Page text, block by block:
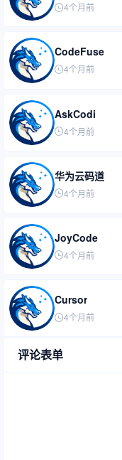
4个月前
CodeFuse
4个月前
AskCodi
4个月前
华为云码道
4个月前
JoyCode
4个月前
Cursor
4个月前
评论表单